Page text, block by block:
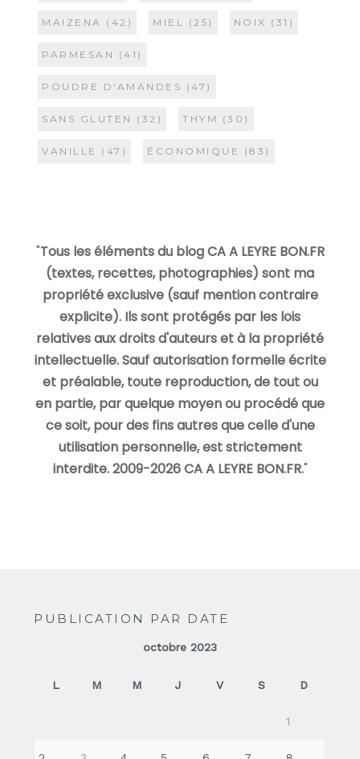
MAIZENA (42) MIEL (25) NOIX (31)
PARMESAN (41)
POUDRE D'AMANDES (47)
SANS GLUTEN (32) THYM (30)
VANILLE (47) ÉCONOMIQUE (83)
"Tous les éléments du blog CA A LEYRE BON.FR
(textes, recettes, photographies) sont ma
propriété exclusive (sauf mention contraire
explicite). Ils sont protégés par les lois
relatives aux droits d'auteurs et à la propriété
intellectuelle. Sauf autorisation formelle écrite
et préalable, toute reproduction, de tout ou
en partie, par quelque moyen ou procédé que
ce soit, pour des fins autres que celle d'une
utilisation personnelle, est strictement
interdite. 2009-2026 CA A LEYRE BON.FR."
PUBLICATION PAR DATE
octobre 2023
L M M J V S D
1